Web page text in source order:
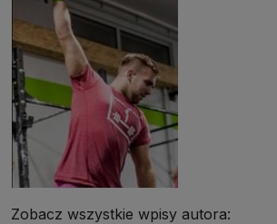
Zobacz wszystkie wpisy autora: